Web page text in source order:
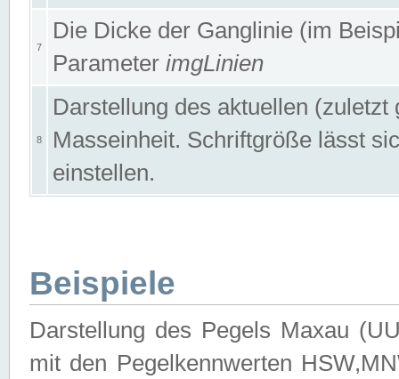
7
Die Dicke der Ganglinie (im
Parameter imgLinien
8
Darstellung des aktuellen
Masseinheit. Schriftgröße lässt
einstellen.
Beispiele
Darstellung des Pegels Maxau
mit den Pegelkennwerten